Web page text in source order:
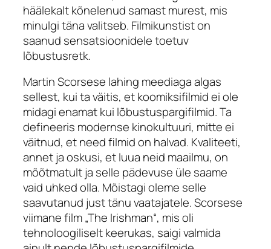
häälekalt kõnelenud samast murest, mis
minulgi täna valitseb. Filmikunstist on
saanud sensatsioonidele toetuv
lõbustusretk.
Martin Scorsese lahing meediaga algas
sellest, kui ta väitis, et koomiksifilmid ei ole
midagi enamat kui lõbustuspargifilmid. Ta
defineeris modernse kinokultuuri, mitte ei
väitnud, et need filmid on halvad. Kvaliteeti,
annet ja oskusi, et luua neid maailmu, on
mõõtmatult ja selle pädevuse üle saame
vaid uhked olla. Mõistagi oleme selle
saavutanud just tänu vaatajatele. Scorsese
viimane film „The Irishman“, mis oli
tehnoloogiliselt keerukas, saigi valmida